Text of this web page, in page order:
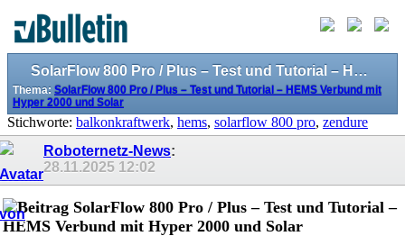
SolarFlow 800 Pro / Plus – Test und Tutorial – HEMS Verbund mit Hyper 2000 und Solar
Thema: SolarFlow 800 Pro / Plus – Test und Tutorial – HEMS Verbund mit
Hyper 2000 und Solar
Stichworte: balkonkraftwerk, hems, solarflow 800 pro, zendure
Roboternetz-News:
28.11.2025 12:02
SolarFlow 800 Pro / Plus – Test und Tutorial –
HEMS Verbund mit Hyper 2000 und Solar